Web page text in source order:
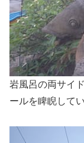
岩風呂の両サイ
ールを睥睨して